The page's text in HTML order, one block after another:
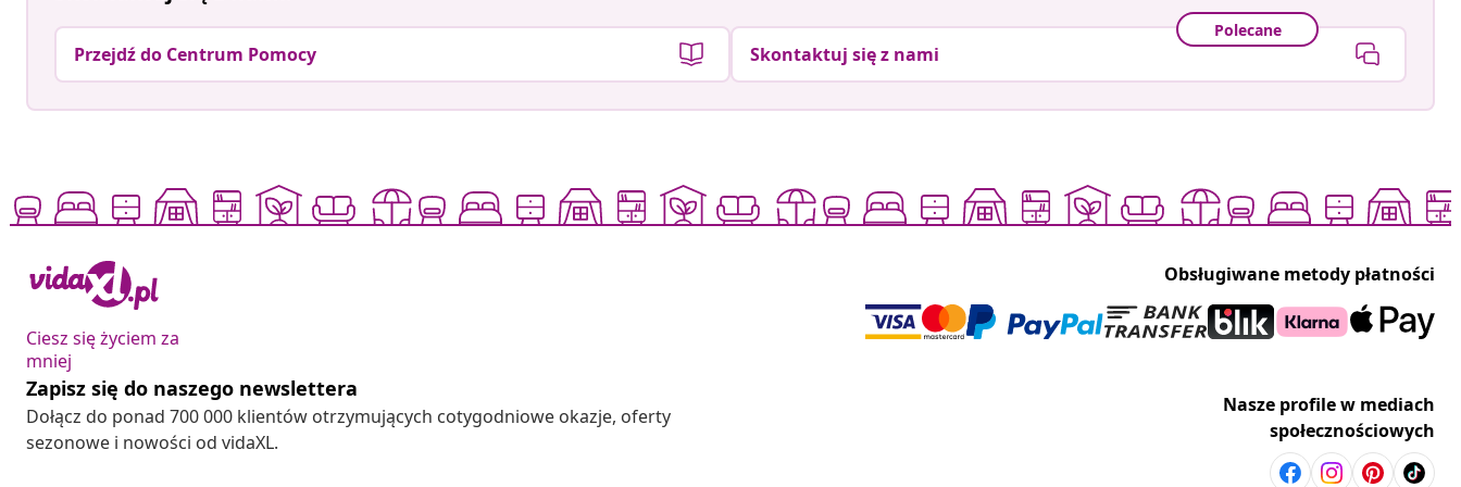
Przejdź do Centrum Pomocy
Polecane
Skontaktuj się z nami
Ciesz się życiem za
mniej
Obsługiwane metody płatności
Zapisz się do naszego newslettera
Dołącz do ponad 700 000 klientów otrzymujących cotygodniowe okazje, oferty
sezonowe i nowości od vidaXL.
Nasze profile w mediach
społecznościowych